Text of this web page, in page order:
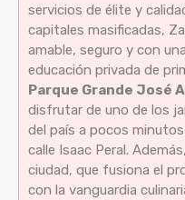
servicios de élite y
capitales masificadas,
amable, seguro y con
educación privada de
Parque Grande José
disfrutar de uno de los
del país a pocos
calle Isaac Peral.
ciudad, que fusiona el
con la vanguardia